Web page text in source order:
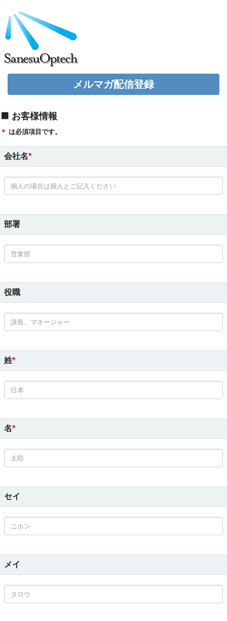
メルマガ配信登録
お客様情報
＊ は必須項目です。
会社名
部署
役職
姓
名
セイ
メイ